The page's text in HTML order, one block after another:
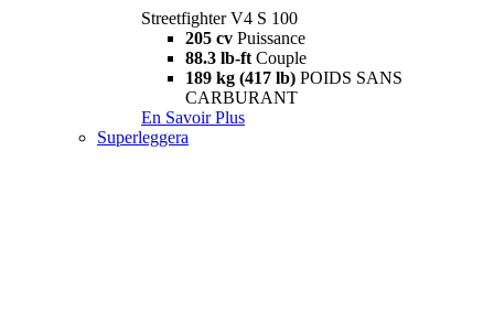
Streetfighter V4 S 100
205 cv Puissance
88.3 lb-ft Couple
189 kg (417 lb) POIDS SANS
CARBURANT
En Savoir Plus
Superleggera